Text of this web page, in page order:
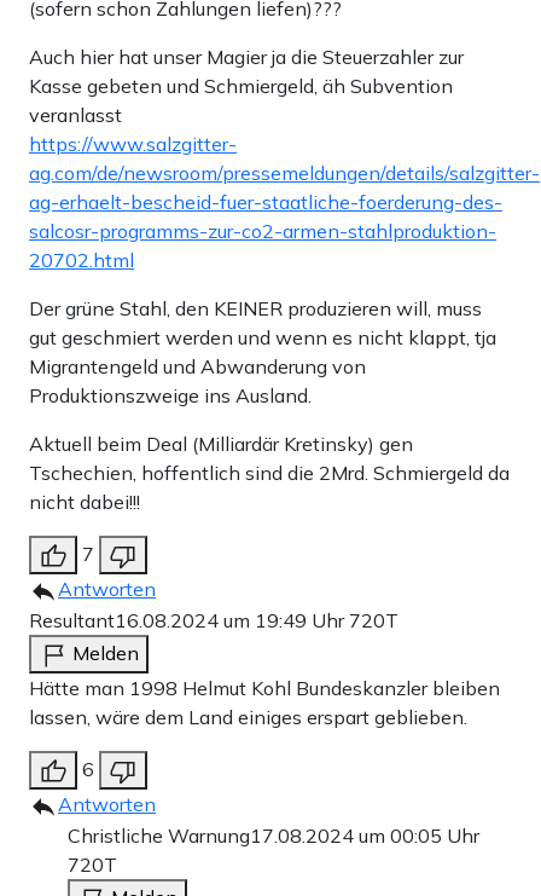
(sofern schon Zahlungen liefen)???
Auch hier hat unser Magier ja die Steuerzahler zur
Kasse gebeten und Schmiergeld, äh Subvention
veranlasst
https://www.salzgitter-
ag.com/de/newsroom/pressemeldungen/details/salzgitter-
ag-erhaelt-bescheid-fuer-staatliche-foerderung-des-
salcosr-programms-zur-co2-armen-stahlproduktion-
20702.html
Der grüne Stahl, den KEINER produzieren will, muss
gut geschmiert werden und wenn es nicht klappt, tja
Migrantengeld und Abwanderung von
Produktionszweige ins Ausland.
Aktuell beim Deal (Milliardär Kretinsky) gen
Tschechien, hoffentlich sind die 2Mrd. Schmiergeld da
nicht dabei!!!
7
Antworten
Resultant16.08.2024 um 19:49 Uhr 720T
Melden
Hätte man 1998 Helmut Kohl Bundeskanzler bleiben
lassen, wäre dem Land einiges erspart geblieben.
6
Antworten
Christliche Warnung17.08.2024 um 00:05 Uhr
720T